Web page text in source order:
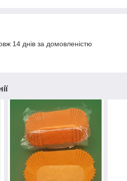
14 днів за домовленістю